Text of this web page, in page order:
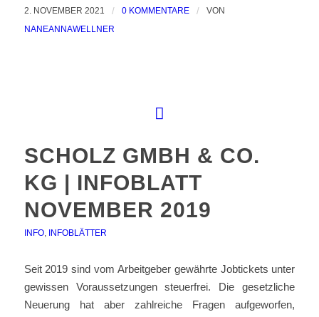
2. NOVEMBER 2021 / 0 KOMMENTARE /
VON
NANEANNAWELLNER
SCHOLZ GMBH & CO.
KG | INFOBLATT
NOVEMBER 2019
INFO, INFOBLÄTTER
Seit 2019 sind vom Arbeitgeber gewährte Jobtickets unter
gewissen Voraussetzungen steuerfrei. Die gesetzliche
Neuerung hat aber zahlreiche Fragen aufgeworfen,